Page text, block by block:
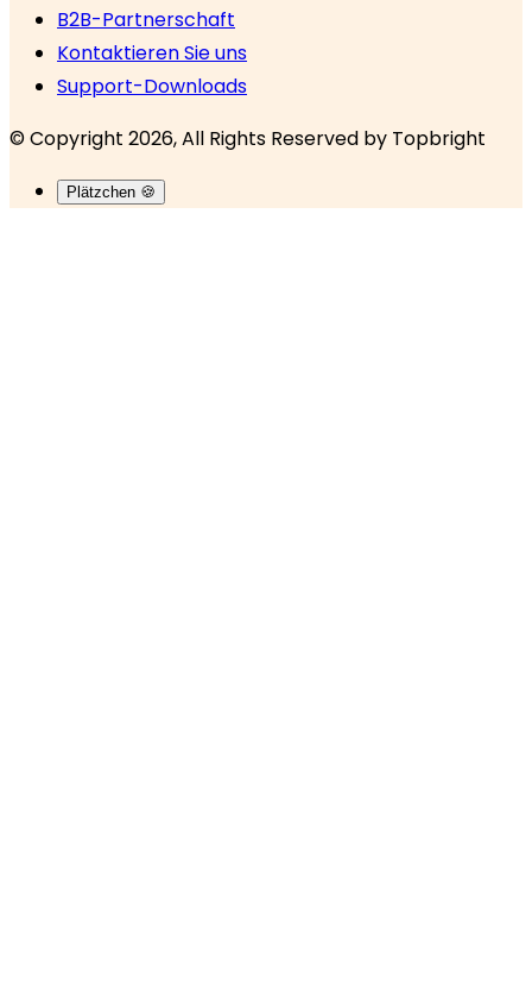
B2B-Partnerschaft
Kontaktieren Sie uns
Support-Downloads
© Copyright 2026, All Rights Reserved by Topbright
Plätzchen 🍪